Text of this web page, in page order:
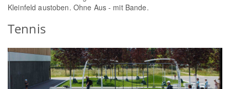
Kleinfeld austoben. Ohne Aus - mit Bande.
Tennis